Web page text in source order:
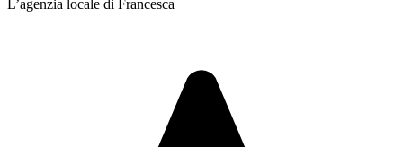
L’agenzia locale di Francesca